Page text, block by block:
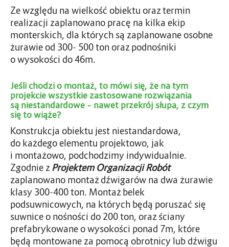
Ze względu na wielkość obiektu oraz termin
realizacji zaplanowano pracę na kilka ekip
monterskich, dla których są zaplanowane osobne
żurawie od 300- 500 ton oraz podnośniki
o wysokości do 46m.
Jeśli chodzi o montaż, to mówi się, że na tym
projekcie wszystkie zastosowane rozwiązania
są niestandardowe – nawet przekrój słupa, z czym
się to wiąże?
Konstrukcja obiektu jest niestandardowa,
do każdego elementu projektowo, jak
i montażowo, podchodzimy indywidualnie.
Zgodnie zProjektem Organizacji Robót
zaplanowano montaż dźwigarów na dwa żurawie
klasy 300-400 ton. Montaż belek
podsuwnicowych, na których będą poruszać się
suwnice o nośności do 200 ton, oraz ściany
prefabrykowane o wysokości ponad 7m, które
będą montowane za pomocą obrotnicy lub dźwigu